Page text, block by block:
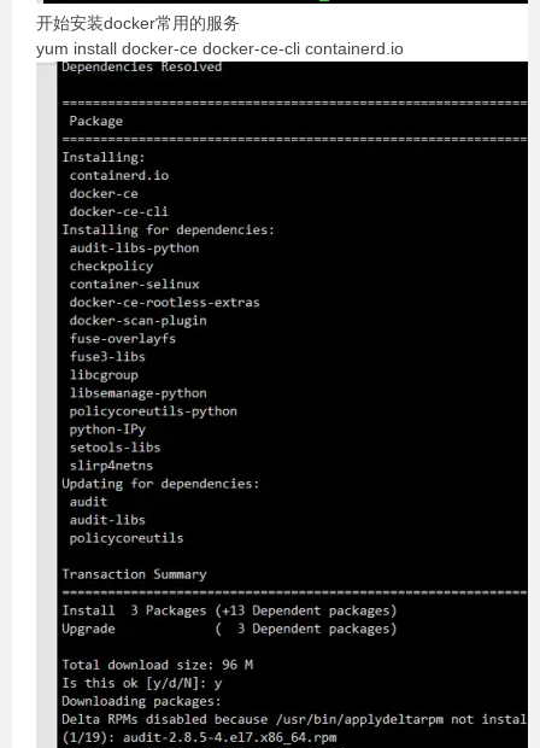
开始安装docker常用的服务
yum install docker-ce docker-ce-cli containerd.io